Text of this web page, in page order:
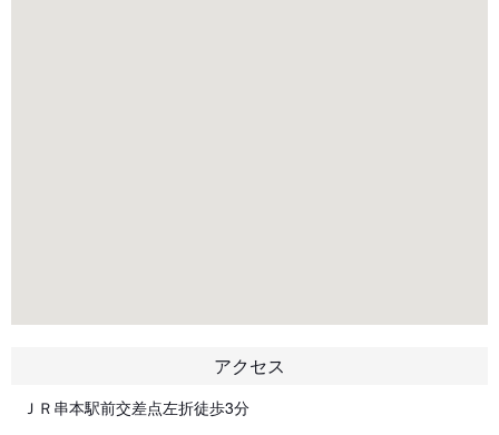
アクセス
ＪＲ串本駅前交差点左折徒歩3分